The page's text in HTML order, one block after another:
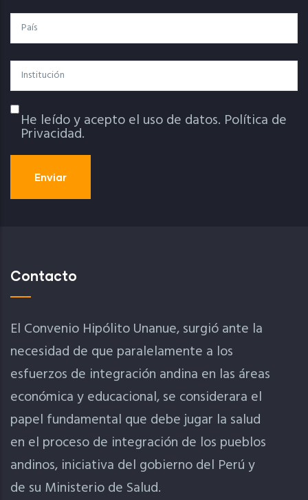
País
Institución
Política De Privacidad
He leído y acepto el uso de datos. Política de
Privacidad.
Contacto
El Convenio Hipólito Unanue, surgió ante la
necesidad de que paralelamente a los
esfuerzos de integración andina en las áreas
económica y educacional, se considerara el
papel fundamental que debe jugar la salud
en el proceso de integración de los pueblos
andinos, iniciativa del gobierno del Perú y
de su Ministerio de Salud.